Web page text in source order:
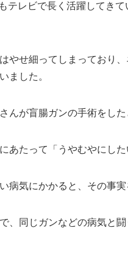
テレビで長く活躍してき
やせ細ってしまっており
ました。
んが盲腸ガンの手術をした
あたって「うやむやにし
病気にかかると、その事
、同じガンなどの病気と